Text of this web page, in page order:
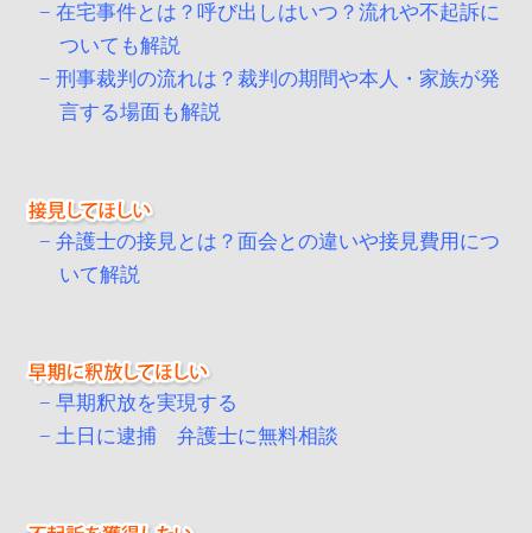
在宅事件とは？呼び出しはいつ？流れや不起訴に
ついても解説
刑事裁判の流れは？裁判の期間や本人・家族が発
言する場面も解説
弁護士の接見とは？面会との違いや接見費用につ
いて解説
早期釈放を実現する
土日に逮捕 弁護士に無料相談